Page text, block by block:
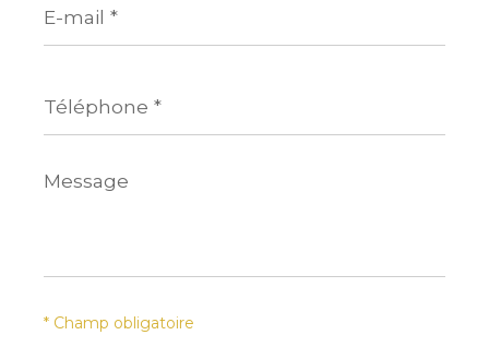
mail
*
*
Message
*
* Champ obligatoire